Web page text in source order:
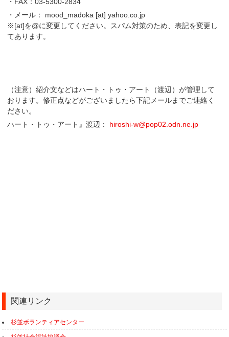
・メール： mood_madoka [at] yahoo.co.jp
※[at]を@に変更してください。スパム対策のため、表記を変更し
てあります。
（注意）紹介文などはハート・トゥ・アート（渡辺）が管理して
おります。修正点などがございましたら下記メールまでご連絡く
ださい。
ハート・トゥ・アート』渡辺： hiroshi-w@pop02.odn.ne.jp
関連リンク
杉並ボランティアセンター